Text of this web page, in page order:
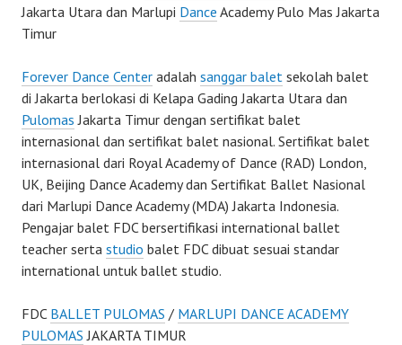
Jakarta Utara dan Marlupi Dance Academy Pulo Mas Jakarta
Timur
Forever Dance Center adalah sanggar balet sekolah balet
di Jakarta berlokasi di Kelapa Gading Jakarta Utara dan
Pulomas Jakarta Timur dengan sertifikat balet
internasional dan sertifikat balet nasional. Sertifikat balet
internasional dari Royal Academy of Dance (RAD) London,
UK, Beijing Dance Academy dan Sertifikat Ballet Nasional
dari Marlupi Dance Academy (MDA) Jakarta Indonesia.
Pengajar balet FDC bersertifikasi international ballet
teacher serta studio balet FDC dibuat sesuai standar
international untuk ballet studio.
FDC BALLET PULOMAS / MARLUPI DANCE ACADEMY
PULOMAS JAKARTA TIMUR